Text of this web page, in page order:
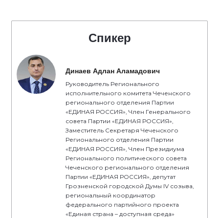
Спикер
Динаев Адлан Аламадович
Руководитель Регионального
исполнительного комитета Чеченского
регионального отделения Партии
«ЕДИНАЯ РОССИЯ», Член Генерального
совета Партии «ЕДИНАЯ РОССИЯ»,
Заместитель Секретаря Чеченского
Регионального отделения Партии
«ЕДИНАЯ РОССИЯ», Член Президиума
Регионального политического совета
Чеченского регионального отделения
Партии «ЕДИНАЯ РОССИЯ», депутат
Грозненской городской Думы IV созыва,
региональный координатор
федерального партийного проекта
«Единая страна – доступная среда»